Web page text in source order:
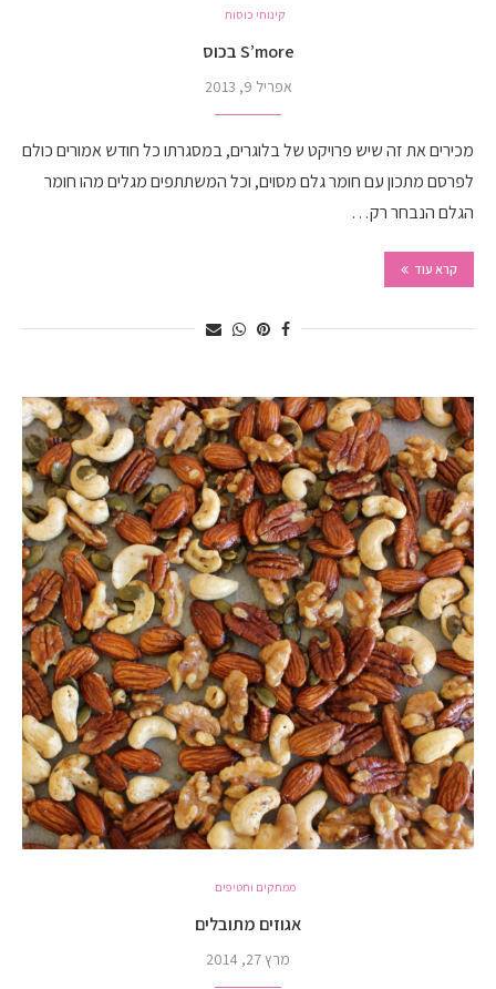
קינוחי כוסות
S’more בכוס
אפריל 9, 2013
מכירים את זה שיש פרויקט של בלוגרים, במסגרתו כל חודש אמורים כולם
לפרסם מתכון עם חומר גלם מסוים, וכל המשתתפים מגלים מהו חומר
הגלם הנבחר רק…
קרא עוד
ממתקים וחטיפים
אגוזים מתובלים
מרץ 27, 2014